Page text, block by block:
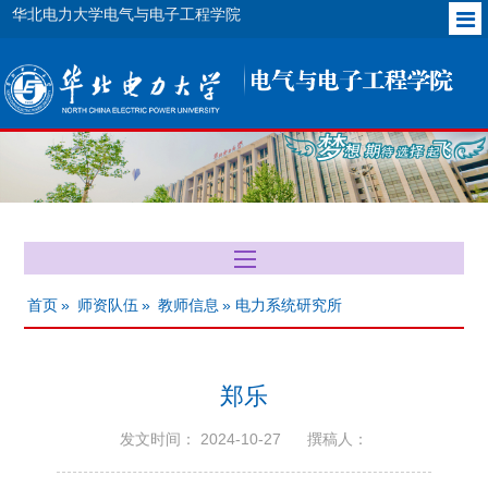
华北电力大学电气与电子工程学院
首页 » 师资队伍 » 教师信息 » 电力系统研究所
郑乐
发文时间： 2024-10-27 撰稿人：